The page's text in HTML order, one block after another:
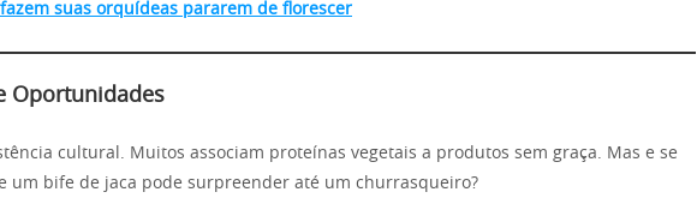
suas orquídeas pararem de florescer
Oportunidades
cultural. Muitos associam proteínas vegetais a produtos sem graça. Mas e se
um bife de jaca pode surpreender até um churrasqueiro?